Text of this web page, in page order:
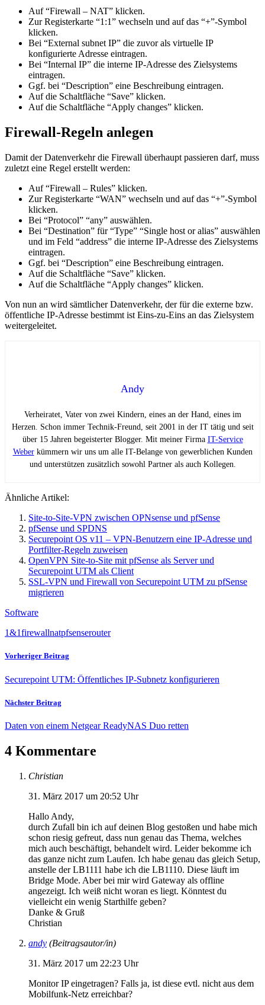
Auf “Firewall – NAT” klicken.
Zur Registerkarte “1:1” wechseln und auf das “+”-Symbol
klicken.
Bei “External subnet IP” die zuvor als virtuelle IP
konfigurierte Adresse eintragen.
Bei “Internal IP” die interne IP-Adresse des Zielsystems
eintragen.
Ggf. bei “Description” eine Beschreibung eintragen.
Auf die Schaltfläche “Save” klicken.
Auf die Schaltfläche “Apply changes” klicken.
Firewall-Regeln anlegen
Damit der Datenverkehr die Firewall überhaupt passieren darf, muss
zuletzt eine Regel erstellt werden:
Auf “Firewall – Rules” klicken.
Zur Registerkarte “WAN” wechseln und auf das “+”-Symbol
klicken.
Bei “Protocol” “any” auswählen.
Bei “Destination” für “Type” “Single host or alias” auswählen
und im Feld “address” die interne IP-Adresse des Zielsystems
eintragen.
Ggf. bei “Description” eine Beschreibung eintragen.
Auf die Schaltfläche “Save” klicken.
Auf die Schaltfläche “Apply changes” klicken.
Von nun an wird sämtlicher Datenverkehr, der für die externe bzw.
öffentliche IP-Adresse bestimmt ist Eins-zu-Eins an das Zielsystem
weitergeleitet.
Andy
Verheiratet, Vater von zwei Kindern, eines an der Hand, eines im
Herzen. Schon immer Technik-Freund, seit 2001 in der IT tätig und seit
über 15 Jahren begeisterter Blogger. Mit meiner Firma IT-Service
Weberkümmern wir uns um alle IT-Belange von gewerblichen Kunden
und unterstützen zusätzlich sowohl Partner als auch Kollegen.
Ähnliche Artikel:
Site-to-Site-VPN zwischen OPNsense und pfSense
pfSense und SPDNS
Securepoint OS v11 – VPN-Benutzern eine IP-Adresse und
Portfilter-Regeln zuweisen
OpenVPN Site-to-Site mit pfSense als Server und
Securepoint UTM als Client
SSL-VPN und Firewall von Securepoint UTM zu pfSense
migrieren
Software
1&1firewallnatpfsenserouter
Vorheriger Beitrag
Securepoint UTM: Öffentliches IP-Subnetz konfigurieren
Nächster Beitrag
Daten von einem Netgear ReadyNAS Duo retten
4 Kommentare
Christian
31. März 2017 um 20:52 Uhr
Hallo Andy,
durch Zufall bin ich auf deinen Blog gestoßen und habe mich
schon riesig gefreut, dass nun genau das Thema, welches
mich auch beschäftigt, behandelt wird. Leider bekomme ich
das ganze nicht zum Laufen. Ich habe genau das gleich Setup,
anstelle der LB1111 habe ich die LB1110. Diese läuft im
Bridge Mode. Aber bei mir wird Gateway als offline
angezeigt. Ich weiß nicht woran es liegt. Könntest du
vielleicht ein wenig Starthilfe geben?
Danke & Gruß
Christian
andy (Beitragsautor/in)
31. März 2017 um 22:23 Uhr
Monitor IP eingetragen? Falls ja, ist diese evtl. nicht aus dem
Mobilfunk-Netz erreichbar?